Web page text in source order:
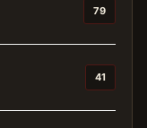
79
41